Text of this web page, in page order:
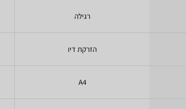
רגילה
הזרקת דיו
A4